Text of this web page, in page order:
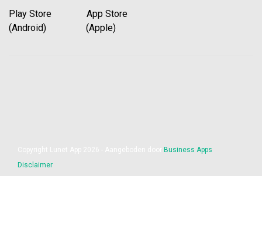
Play Store App Store
(Android) (Apple)
Business Apps
Disclaimer